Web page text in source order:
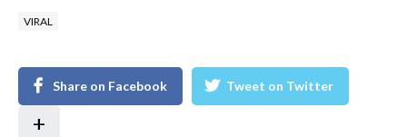
VIRAL
Share on Facebook Tweet on Twitter
+